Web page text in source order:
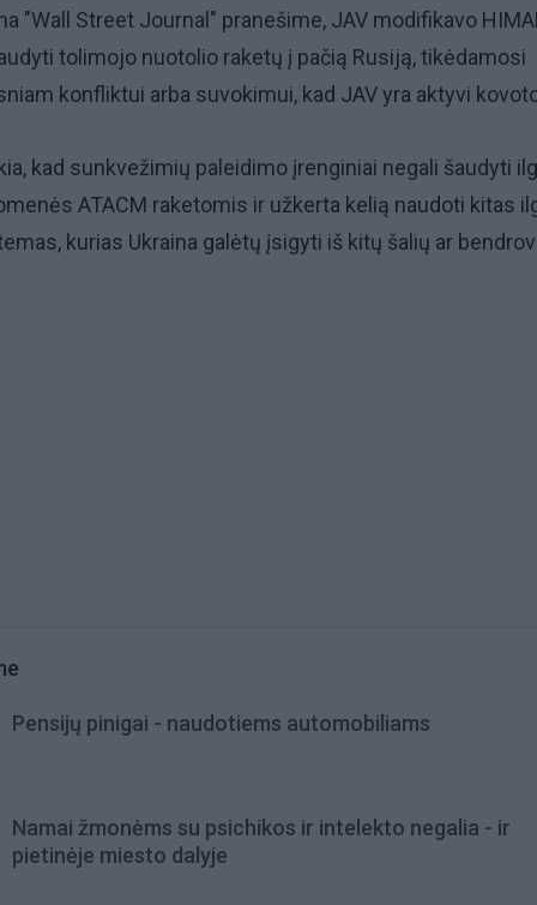
"Wall Street Journal" pranešime, JAV modifikavo
tolimojo nuotolio raketų į pačią Rusiją, tikėdamosi
konfliktui arba suvokimui, kad JAV yra aktyvi
kad sunkvežimių paleidimo įrenginiai negali šaudyti
ATACM raketomis ir užkerta kelią naudoti kitas
kurias Ukraina galėtų įsigyti iš kitų šalių ar
Pensijų pinigai - naudotiems automobiliams
Namai žmonėms su psichikos ir intelekto negalia - ir
pietinėje miesto dalyje